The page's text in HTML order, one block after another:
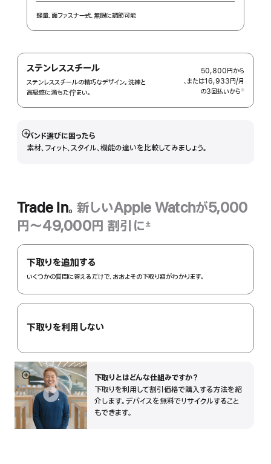
軽量、面ファスナー式、無限に調節可能
ステンレススチール
ステンレススチールの精巧なデザイン。洗練と
高級感に満ちた佇まい。
50,800円から
、または16,933円/月
の3回払いから ※
バンド選びに困ったら
素材、フィット、スタイル、機能の違いを比較してみましょう。
詳
細
Trade In。 新しいApple Watchが5,000
円〜49,000円 割引に
注
±
Trade
In。
下取りを追加する
いくつかの質問に答えるだけで、おおよその下取り額がわかります。
下取りを利用しない
下取りとはどんな仕組みで⁠すか？
下取りを利用して割引価格で購入する方法を紹
介します。デバイスを無料でリサイクルすること
もできます。
詳
細
を
表
示